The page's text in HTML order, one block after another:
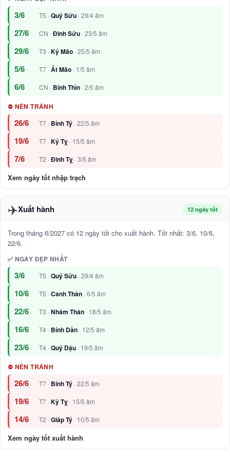
3/6 T5 · Quý Sửu · 29/4 âm
27/6 CN · Đinh Sửu · 23/5 âm
29/6 T3 · Kỷ Mão · 25/5 âm
5/6 T7 · Ất Mão · 1/5 âm
6/6 CN · Bính Thìn · 2/5 âm
⛔ NÊN TRÁNH
26/6 T7 · Bính Tý · 22/5 âm
19/6 T7 ·Kỷ Tỵ · 15/5 âm
7/6 T2 ·Đinh Tỵ · 3/5 âm
Xem ngày tốt nhập trạch
✈️Xuất hành 12 ngày tốt
Trong tháng 6/2027 có 12 ngày tốt cho xuất hành. Tốt nhất: 3/6, 10/6,
22/6.
✅ NGÀY ĐẸP NHẤT
3/6 T5 · Quý Sửu · 29/4 âm
10/6 T5 · Canh Thân · 6/5 âm
22/6 T3 · Nhâm Thân · 18/5 âm
16/6 T4 · Bính Dần · 12/5 âm
23/6 T4 · Quý Dậu · 19/5 âm
⛔ NÊN TRÁNH
26/6 T7 · Bính Tý · 22/5 âm
19/6 T7 ·Kỷ Tỵ · 15/5 âm
14/6 T2 ·Giáp Tý · 10/5 âm
Xem ngày tốt xuất hành